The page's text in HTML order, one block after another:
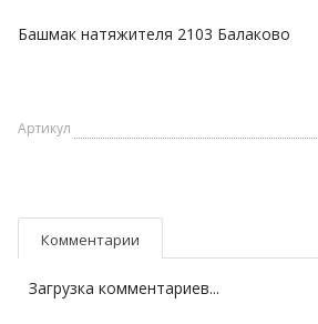
Башмак натяжителя 2103 Балаково
Артикул
Комментарии
Загрузка комментариев...